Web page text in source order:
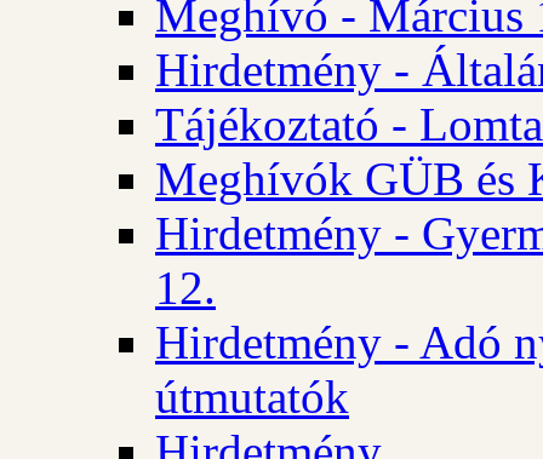
Meghívó - Március
Hirdetmény -
Tájékoztató -
Meghívók GÜB és
Hirdetmény -
12.
Hirdetmény - Adó
útmutatók